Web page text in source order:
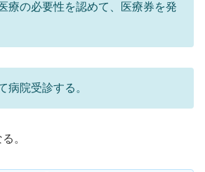
療の必要性を認めて、医療券を発
病院受診する。
。